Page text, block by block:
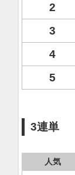
2
3
4
5
3連単
人気